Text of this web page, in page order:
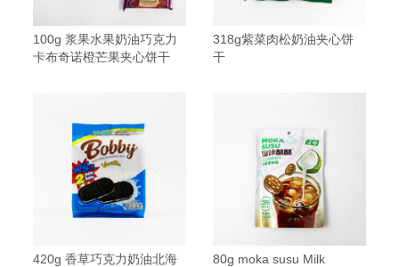
100g 浆果水果奶油巧克力
卡布奇诺橙芒果夹心饼干
318g紫菜肉松奶油夹心饼
干
420g 香草巧克力奶油北海
80g moka susu Milk